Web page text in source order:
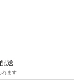
送
れます